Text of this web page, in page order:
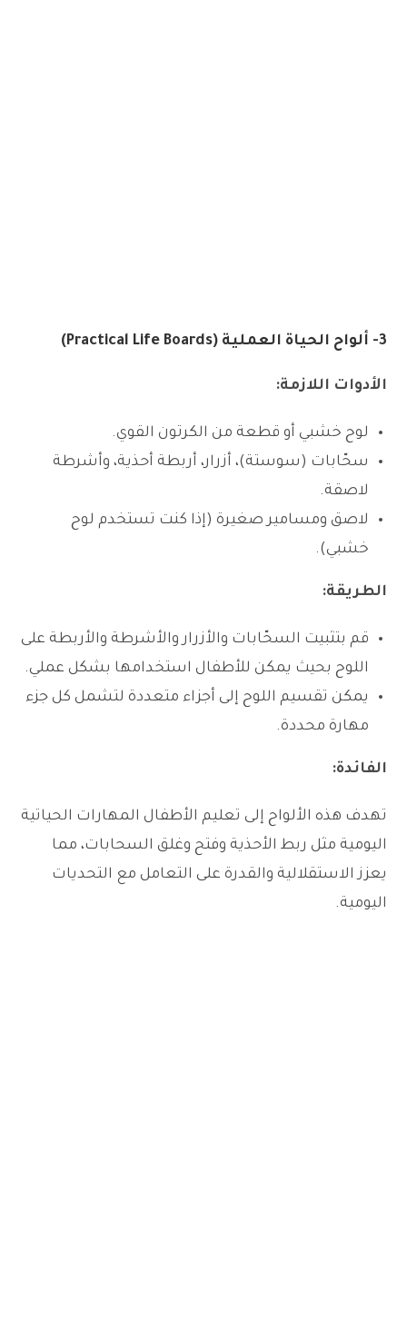
3- ألواح الحياة العملية (Practical Life Boards)
الأدوات اللازمة:
لوح خشبي أو قطعة من الكرتون القوي.
سحّابات (سوستة)، أزرار، أربطة أحذية، وأشرطة
لاصقة.
لاصق ومسامير صغيرة (إذا كنت تستخدم لوح
خشبي).
الطريقة:
قم بتثبيت السحّابات والأزرار والأشرطة والأربطة على
اللوح بحيث يمكن للأطفال استخدامها بشكل عملي.
يمكن تقسيم اللوح إلى أجزاء متعددة لتشمل كل جزء
مهارة محددة.
الفائدة:
تهدف هذه الألواح إلى تعليم الأطفال المهارات الحياتية
اليومية مثل ربط الأحذية وفتح وغلق السحابات، مما
يعزز الاستقلالية والقدرة على التعامل مع التحديات
اليومية.